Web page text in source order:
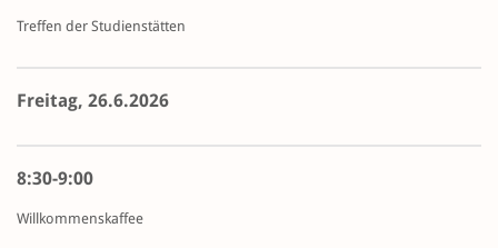
Treffen der Studienstätten
Freitag, 26.6.2026
8:30-9:00
Willkommenskaffee